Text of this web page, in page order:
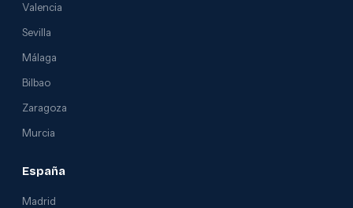
Valencia
Sevilla
Málaga
Bilbao
Zaragoza
Murcia
España
Madrid